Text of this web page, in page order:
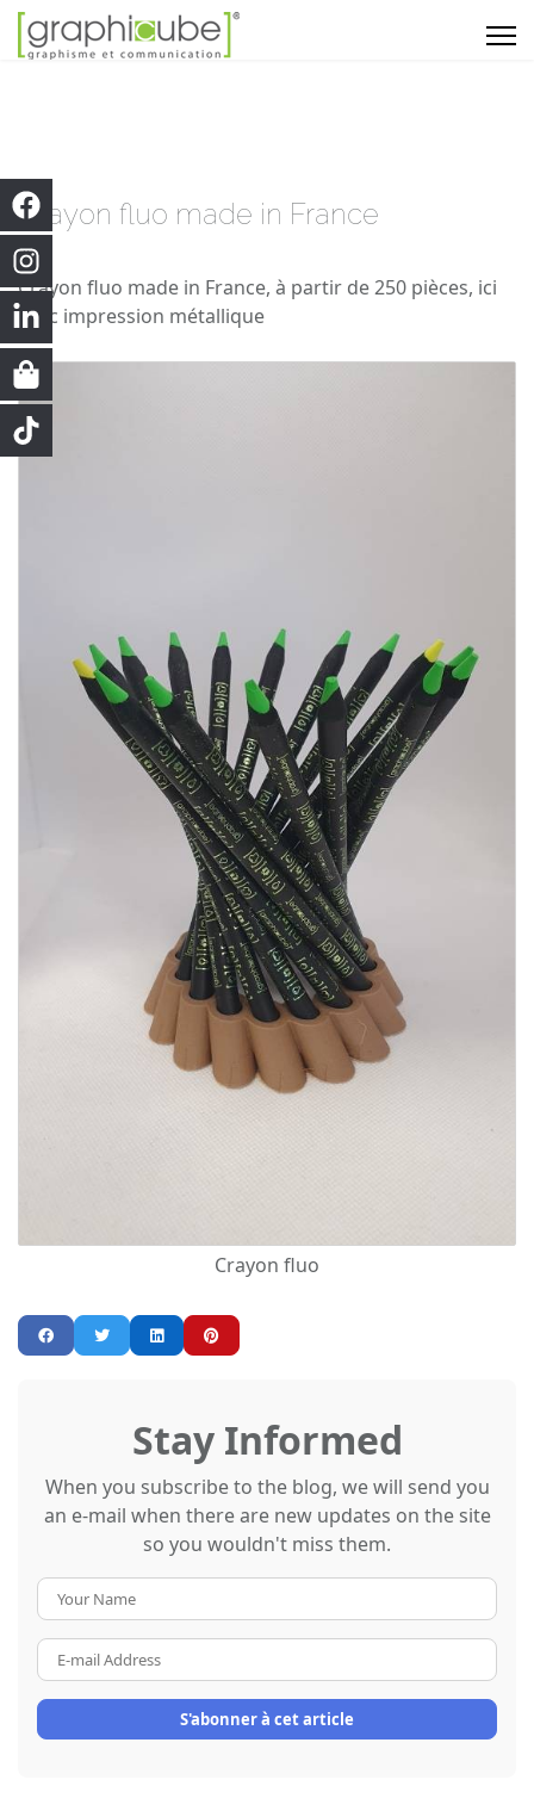
Crayon fluo made in France
Crayon fluo made in France, à partir de 250 pièces, ici
avec impression métallique
Crayon fluo
Stay Informed
When you subscribe to the blog, we will send you
an e-mail when there are new updates on the site
so you wouldn't miss them.
Name
mail
Address
S'abonner à cet article